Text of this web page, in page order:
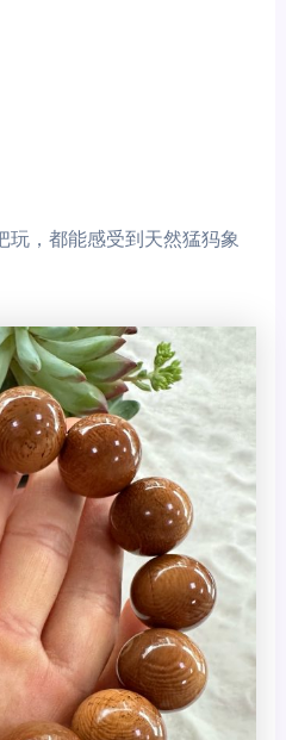
玩，都能感受到天然猛犸象